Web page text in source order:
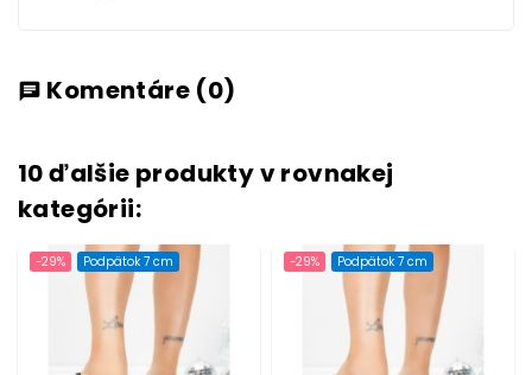
chat Komentáre (0)
10 ďalšie produkty v rovnakej
kategórii:
-29% Podpätok 7 cm -29% Podpätok 7 cm